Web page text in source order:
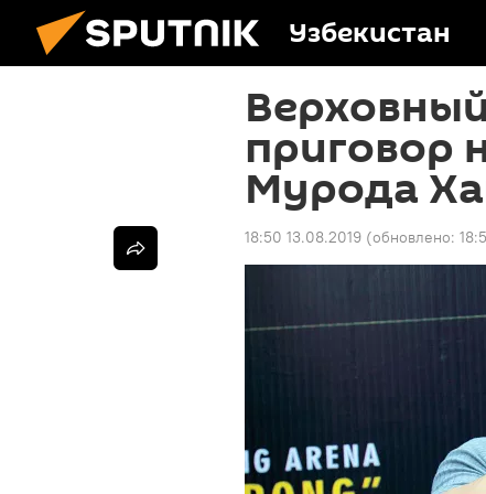
Узбекистан
приговор
Мурода
18:50 13.08.2019 (обновлено: